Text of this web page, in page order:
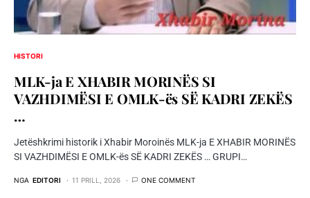
HISTORI
MLK-ja E XHABIR MORINЁS SI
VAZHDIMЁSI E OMLK-ës SЁ KADRI ZEKЁS
…
Jetëshkrimi historik i Xhabir Moroinës MLK-ja E XHABIR MORINЁS
SI VAZHDIMЁSI E OMLK-ës SЁ KADRI ZEKЁS … GRUPI…
NGA EDITORI 11 PRILL, 2026 ONE COMMENT